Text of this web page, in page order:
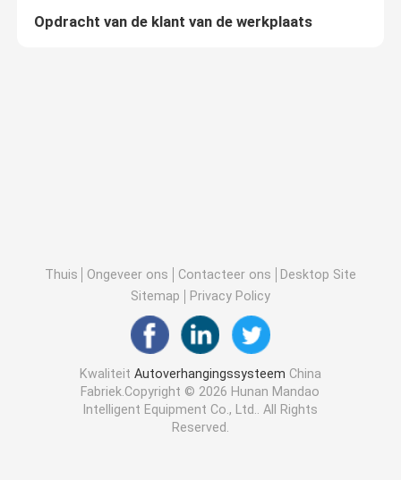
Opdracht van de klant van de werkplaats
Thuis Ongeveer ons Contacteer ons
Desktop Site
Sitemap
Privacy Policy
Kwaliteit Autoverhangingssysteem China
Fabriek.Copyright © 2026 Hunan Mandao
Intelligent Equipment Co., Ltd.. All Rights
Reserved.